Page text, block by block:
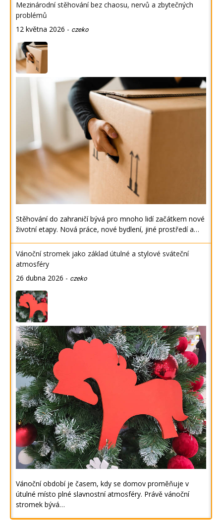
Mezinárodní stěhování bez chaosu, nervů a zbytečných
problémů
12 května 2026 - czeko
Stěhování do zahraničí bývá pro mnoho lidí začátkem nové
životní etapy. Nová práce, nové bydlení, jiné prostředí a…
Vánoční stromek jako základ útulné a stylové sváteční
atmosféry
26 dubna 2026 - czeko
Vánoční období je časem, kdy se domov proměňuje v
útulné místo plné slavnostní atmosféry. Právě vánoční
stromek bývá…